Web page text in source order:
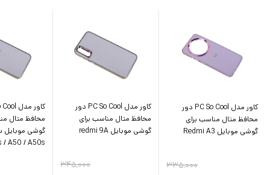
کاور مدل PC So Cool دور
محافظ متال مناسب برای
گوشی موبایل Redmi A3
۳۳۵,۰۰۰
کاور مدل PC So Cool دور
محافظ متال مناسب برای
گوشی موبایل redmi 9A
۳۴۵,۰۰۰
محافظ متال
گوشی
/ A50 / A50s